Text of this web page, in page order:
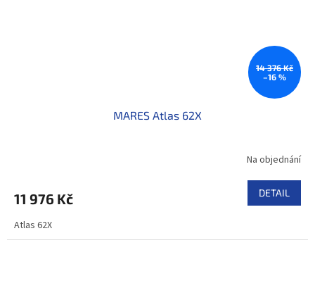
14 376 Kč
–16 %
MARES Atlas 62X
Na objednání
11 976 Kč DETAIL
Atlas 62X